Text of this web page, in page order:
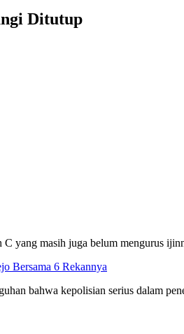
Ditutup
yang masih juga belum mengurus
Bersama 6 Rekannya
bahwa kepolisian serius dalam